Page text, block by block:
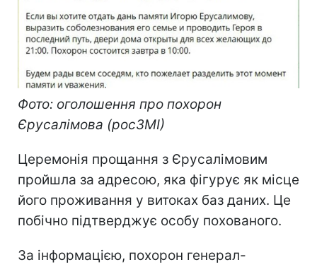
Фото: оголошення про похорон
Єрусалімова (росЗМІ)
Церемонія прощання з Єрусалімовим
пройшла за адресою, яка фігурує як місце
його проживання у витоках баз даних. Це
побічно підтверджує особу похованого.
За інформацією, похорон генерал-